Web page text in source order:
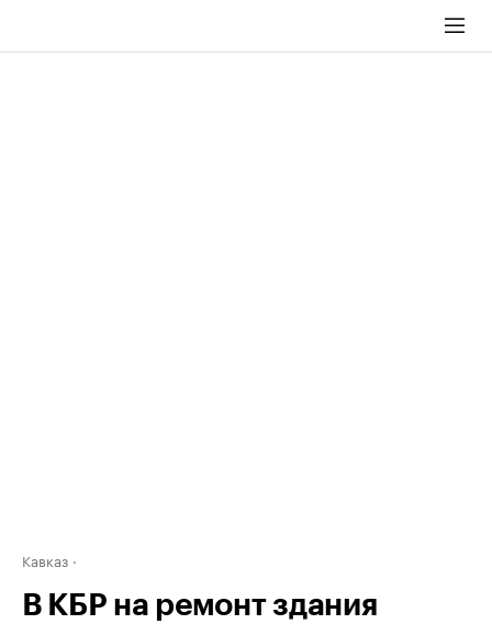
Кавказ
В КБР на ремонт здания